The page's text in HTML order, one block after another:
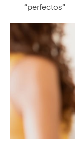
“perfectos”